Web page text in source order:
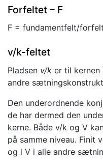
Forfeltet – F
F = fundamentfelt/forfelt
v/k-feltet
Pladsen v/k er til
andre
Den underordnende
de har dermed den
kerne. Både v/k og V
på samme niveau. Finit
og i V i alle andre